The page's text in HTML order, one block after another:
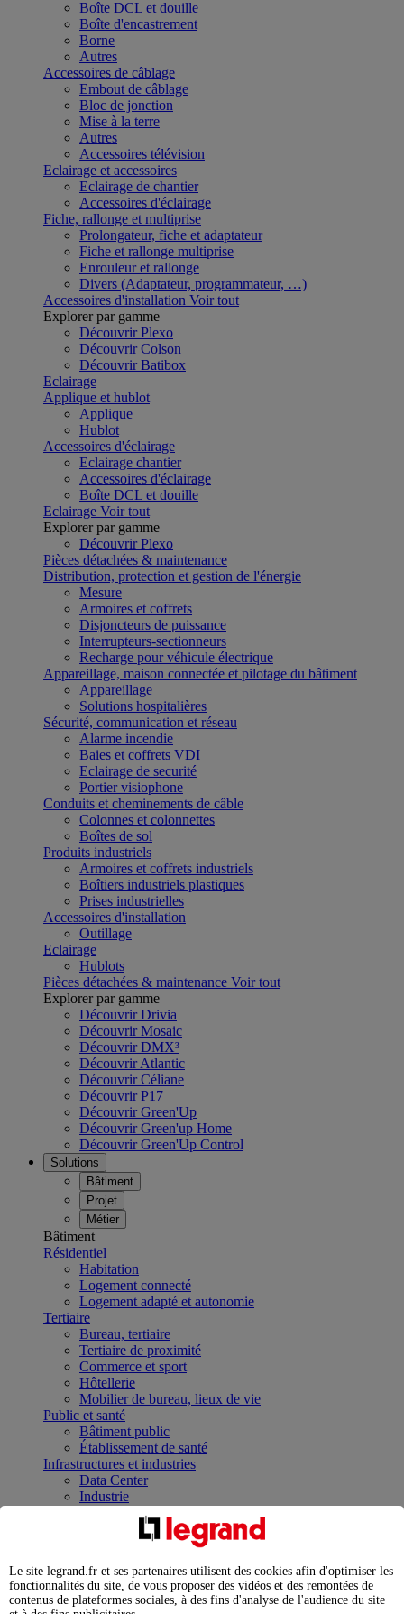
Boîte DCL et douille
Boîte d'encastrement
Borne
Autres
Accessoires de câblage
Embout de câblage
Bloc de jonction
Mise à la terre
Autres
Accessoires télévision
Eclairage et accessoires
Eclairage de chantier
Accessoires d'éclairage
Fiche, rallonge et multiprise
Prolongateur, fiche et adaptateur
Fiche et rallonge multiprise
Enrouleur et rallonge
Divers (Adaptateur, programmateur, …)
Accessoires d'installation Voir tout
Explorer par gamme
Découvrir Plexo
Découvrir Colson
Découvrir Batibox
Eclairage
Applique et hublot
Applique
Hublot
Accessoires d'éclairage
Eclairage chantier
Accessoires d'éclairage
Boîte DCL et douille
Eclairage Voir tout
Explorer par gamme
Découvrir Plexo
Pièces détachées & maintenance
Distribution, protection et gestion de l'énergie
Mesure
Armoires et coffrets
Disjoncteurs de puissance
Interrupteurs-sectionneurs
Recharge pour véhicule électrique
Appareillage, maison connectée et pilotage du bâtiment
Appareillage
Solutions hospitalières
Sécurité, communication et réseau
Alarme incendie
Baies et coffrets VDI
Eclairage de securité
Portier visiophone
Conduits et cheminements de câble
Colonnes et colonnettes
Boîtes de sol
Produits industriels
Armoires et coffrets industriels
Boîtiers industriels plastiques
Prises industrielles
Accessoires d'installation
Outillage
Eclairage
Hublots
Pièces détachées & maintenance Voir tout
Explorer par gamme
Découvrir Drivia
Découvrir Mosaic
Découvrir DMX³
Découvrir Atlantic
Découvrir Céliane
Découvrir P17
Découvrir Green'Up
Découvrir Green'up Home
Découvrir Green'Up Control
Solutions
Bâtiment
Projet
Métier
Bâtiment
Résidentiel
Habitation
Logement connecté
Logement adapté et autonomie
Tertiaire
Bureau, tertiaire
Tertiaire de proximité
Commerce et sport
Hôtellerie
Mobilier de bureau, lieux de vie
Public et santé
Bâtiment public
Établissement de santé
Infrastructures et industries
Data Center
Industrie
Infrastructures
Contrôler et planifier le fonctionnement des appareils
Répartir et optimiser son tableau électrique
Legrand Data Center Solutions : concentrer les
expertises au service de vos performances
Le site legrand.fr et ses partenaires utilisent des cookies afin d'optimiser les
fonctionnalités du site, de vous proposer des vidéos et des remontées de
contenus de plateformes sociales, à des fins d'analyse de l'audience du site